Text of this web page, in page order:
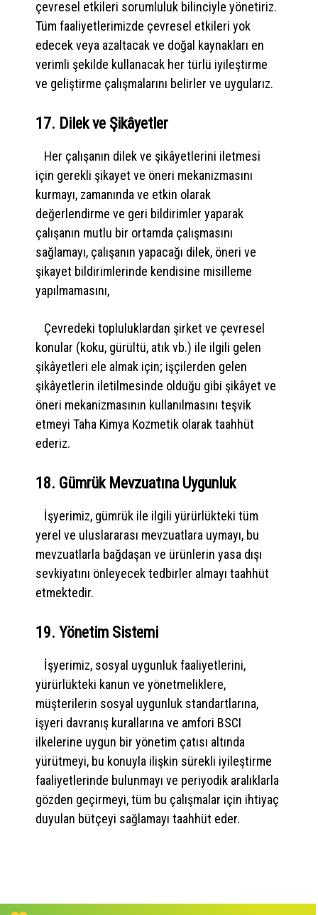
çevresel etkileri sorumluluk bilinciyle yönetiriz.
Tüm faaliyetlerimizde çevresel etkileri yok
edecek veya azaltacak ve doğal kaynakları en
verimli şekilde kullanacak her türlü iyileştirme
ve geliştirme çalışmalarını belirler ve uygularız.
17. Dilek ve Şikâyetler
Her çalışanın dilek ve şikâyetlerini iletmesi
için gerekli şikayet ve öneri mekanizmasını
kurmayı, zamanında ve etkin olarak
değerlendirme ve geri bildirimler yaparak
çalışanın mutlu bir ortamda çalışmasını
sağlamayı, çalışanın yapacağı dilek, öneri ve
şikayet bildirimlerinde kendisine misilleme
yapılmamasını,
Çevredeki topluluklardan şirket ve çevresel
konular (koku, gürültü, atık vb.) ile ilgili gelen
şikâyetleri ele almak için; işçilerden gelen
şikâyetlerin iletilmesinde olduğu gibi şikâyet ve
öneri mekanizmasının kullanılmasını teşvik
etmeyi Taha Kimya Kozmetik olarak taahhüt
ederiz.
18. Gümrük Mevzuatına Uygunluk
İşyerimiz, gümrük ile ilgili yürürlükteki tüm
yerel ve uluslararası mevzuatlara uymayı, bu
mevzuatlarla bağdaşan ve ürünlerin yasa dışı
sevkiyatını önleyecek tedbirler almayı taahhüt
etmektedir.
19. Yönetim Sistemi
İşyerimiz, sosyal uygunluk faaliyetlerini,
yürürlükteki kanun ve yönetmeliklere,
müşterilerin sosyal uygunluk standartlarına,
işyeri davranış kurallarına ve amfori BSCI
ilkelerine uygun bir yönetim çatısı altında
yürütmeyi, bu konuyla ilişkin sürekli iyileştirme
faaliyetlerinde bulunmayı ve periyodik aralıklarla
gözden geçirmeyi, tüm bu çalışmalar için ihtiyaç
duyulan bütçeyi sağlamayı taahhüt eder.